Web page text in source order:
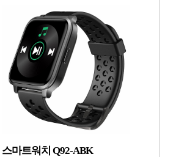
스마트워치 Q92-ABK